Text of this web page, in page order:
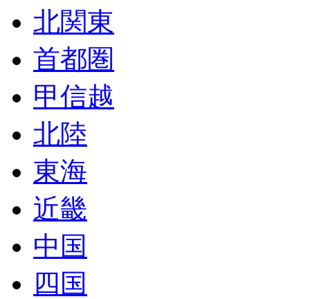
北関東
首都圏
甲信越
北陸
東海
近畿
中国
四国